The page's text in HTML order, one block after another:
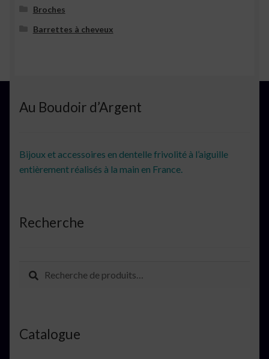
Broches
Barrettes à cheveux
Au Boudoir d’Argent
Bijoux et accessoires en dentelle frivolité à l’aiguille
entièrement réalisés à la main en France.
Recherche
Recherche
pour :
Recherche
Catalogue